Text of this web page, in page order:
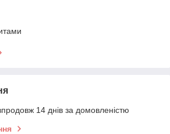
14 днів за домовленістю